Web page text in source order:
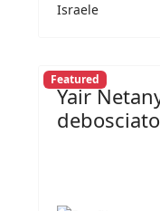
Israele
Featured
Yair
debosciato